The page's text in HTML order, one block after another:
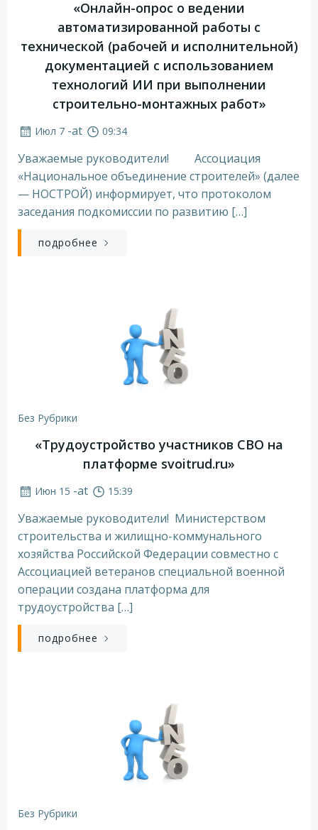
«Онлайн-опрос о ведении
автоматизированной работы с
технической (рабочей и исполнительной)
документацией с использованием
технологий ИИ при выполнении
строительно-монтажных работ»
Июл 7 -at 09:34
Уважаемые руководители! Ассоциация
«Национальное объединение строителей» (далее
— НОСТРОЙ) информирует, что протоколом
заседания подкомиссии по развитию […]
подробнее
Без Рубрики
«Трудоустройство участников СВО на
платформе svoitrud.ru»
Июн 15 -at 15:39
Уважаемые руководители! Министерством
строительства и жилищно-коммунального
хозяйства Российской Федерации совместно с
Ассоциацией ветеранов специальной военной
операции создана платформа для
трудоустройства […]
подробнее
Без Рубрики